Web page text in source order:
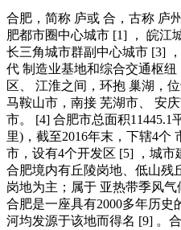
合肥，简称 庐或 合，古称 庐
肥都市圈中心城市 [1] ， 皖江
长三角城市群副中心城市 [3]
代 制造业基地和综合交通枢
区、 江淮之间，环抱 巢湖，
马鞍山市，南接 芜湖市、 安
市。 [4] 合肥市总面积11445.1
里)，截至2016年末，下辖4个
市，设有4个开发区 [5] ，城市
合肥境内有丘陵岗地、低山残
岗地为主；属于 亚热带季风
合肥是一座具有2000多年历史
河均发源于该地而得名 [9] 。